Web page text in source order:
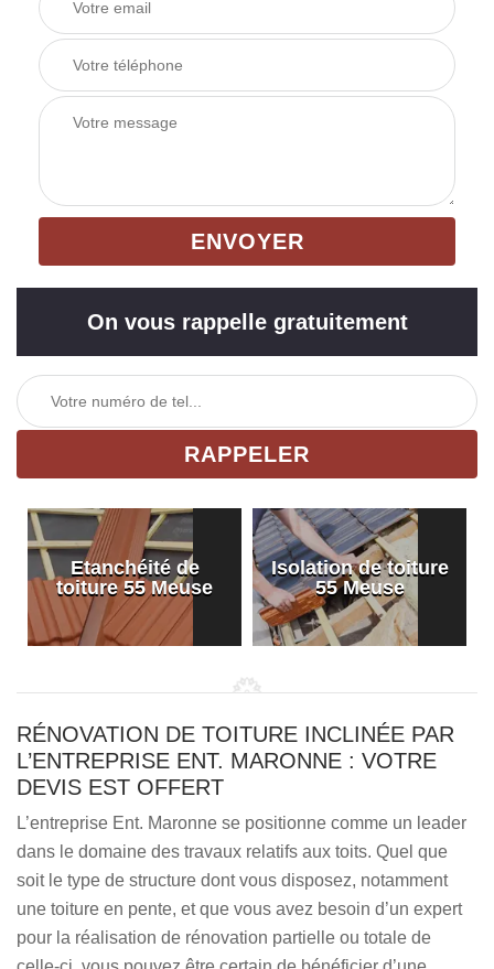
On vous rappelle gratuitement
Etanchéité de
toiture 55 Meuse
Isolation de toiture
55 Meuse
RÉNOVATION DE TOITURE INCLINÉE PAR
L’ENTREPRISE ENT. MARONNE : VOTRE
DEVIS EST OFFERT
L’entreprise Ent. Maronne se positionne comme un leader
dans le domaine des travaux relatifs aux toits. Quel que
soit le type de structure dont vous disposez, notamment
une toiture en pente, et que vous avez besoin d’un expert
pour la réalisation de rénovation partielle ou totale de